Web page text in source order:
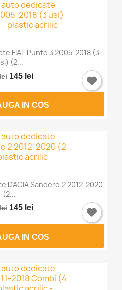
FIAT Punto 3 2005-2018 (3
(2...
145 lei
IN COS
DACIA Sandero 2 2012-2020
(2...
145 lei
IN COS